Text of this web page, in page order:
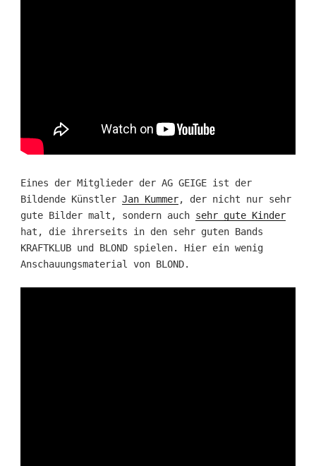
Eines der Mitglieder der AG GEIGE ist der
Bildende Künstler Jan Kummer, der nicht nur sehr
gute Bilder malt, sondern auch sehr gute Kinder
hat, die ihrerseits in den sehr guten Bands
KRAFTKLUB und BLOND spielen. Hier ein wenig
Anschauungsmaterial von BLOND.